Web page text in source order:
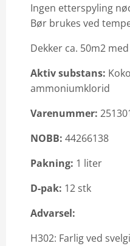
Ingen etterspyling
Bør brukes ved
Dekker ca. 50m2
Aktiv substans:
ammoniumklorid
Varenummer:
NOBB: 44266138
Pakning: 1 liter
D-pak: 12 stk
Advarsel:
H302: Farlig ved
Godt å vite
Email: